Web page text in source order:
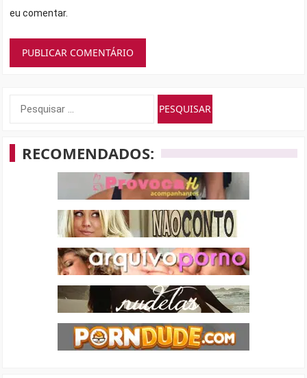
eu comentar.
Pesquisar
RECOMENDADOS: